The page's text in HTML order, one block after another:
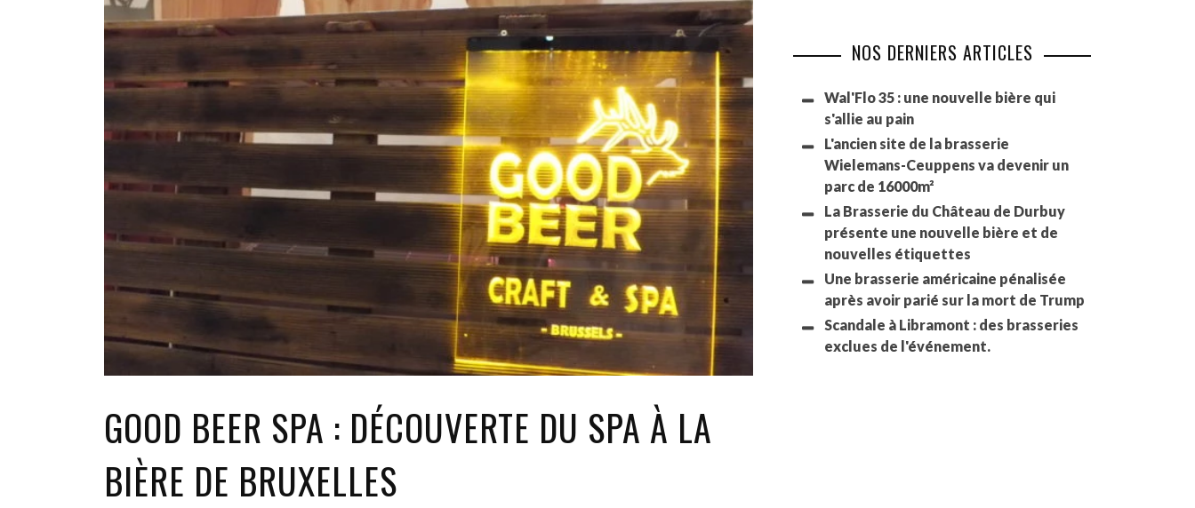
HÉLÈNE SPITAELS
AGALMA PADAW0NE
JEREMY KUPROWSKI
FLORENCE CONSTANTIN
GOOD BEER SPA : DÉCOUVERTE DU SPA À LA
BIÈRE DE BRUXELLES
NOS DERNIERS ARTICLES
Wal'Flo 35 : une nouvelle bière qui
s'allie au pain
L'ancien site de la brasserie
Wielemans-Ceuppens va devenir un
parc de 16000m²
La Brasserie du Château de Durbuy
présente une nouvelle bière et de
nouvelles étiquettes
Une brasserie américaine pénalisée
après avoir parié sur la mort de Trump
Scandale à Libramont : des brasseries
exclues de l'événement.